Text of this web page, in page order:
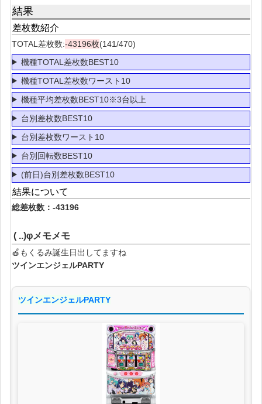
結果
差枚数紹介
TOTAL差枚数:-43196枚(141/470)
機種TOTAL差枚数BEST10
機種TOTAL差枚数ワースト10
機種平均差枚数BEST10※3台以上
台別差枚数BEST10
台別差枚数ワースト10
台別回転数BEST10
(前日)台別差枚数BEST10
結果について
総差枚数：-43196
( ..)φメモメモ
🍎もくるみ誕生日出してますね
ツインエンジェルPARTY
ツインエンジェルPARTY